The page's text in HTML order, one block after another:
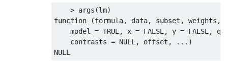
function (formula, data, subset, weights,
    model =
TRUE, x = FALSE, y = FALSE,
    contrasts =
NULL
NULL